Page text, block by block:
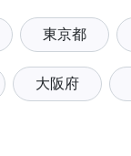
東京都
大阪府